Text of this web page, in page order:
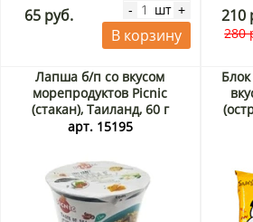
65 руб. - шт +
В корзину
210
280
Лапша б/п со вкусом
морепродуктов Picnic
(стакан), Таиланд, 60 г
арт. 15195